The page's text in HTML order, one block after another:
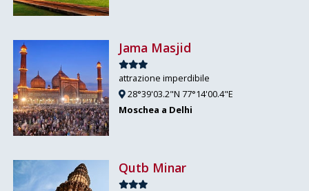
Jama Masjid
attrazione imperdibile
28°39'03.2"N 77°14'00.4"E
Moschea a Delhi
Qutb Minar